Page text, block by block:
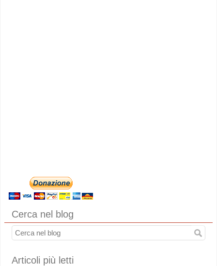
Cerca nel blog
Articoli più letti